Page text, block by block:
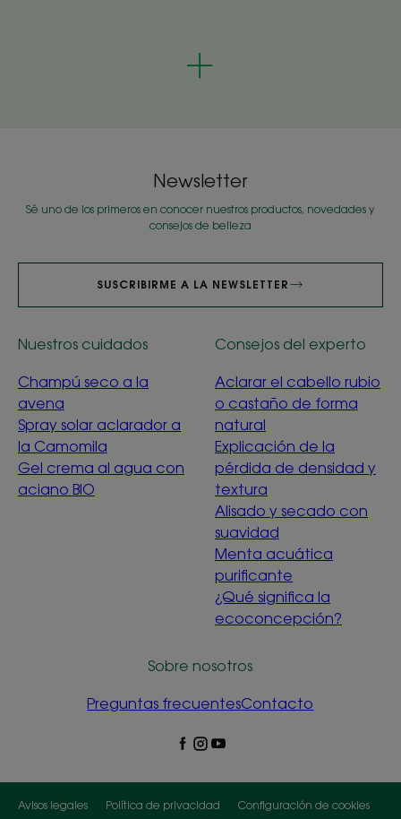
Newsletter
Sé uno de los primeros en conocer nuestros productos, novedades y
consejos de belleza
SUSCRIBIRME A LA NEWSLETTER
Nuestros cuidados
Champú seco a la
avena
Spray solar aclarador a
la Camomila
Gel crema al agua con
aciano BIO
Consejos del experto
Aclarar el cabello rubio
o castaño de forma
natural
Explicación de la
pérdida de densidad y
textura
Alisado y secado con
suavidad
Menta acuática
purificante
¿Qué significa la
ecoconcepción?
Sobre nosotros
Preguntas frecuentesContacto
Avisos legales Política de privacidad
Configuración de cookies